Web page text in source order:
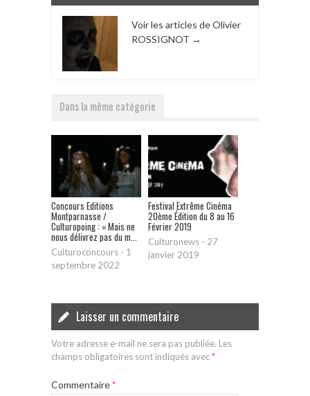
Voir les articles de Olivier
ROSSIGNOT →
Dans la même catégorie
Concours Editions
Montparnasse /
Culturopoing : « Mais ne
nous délivrez pas du m...
Culturoconcours - 1
septembre 2022
Festival Extrême Cinéma
20ème Édition du 8 au 16
Février 2019
Culturonews - 27
janvier 2019
Laisser un commentaire
Votre adresse e-mail ne sera pas publiée. Les
champs obligatoires sont indiqués avec*
Commentaire*